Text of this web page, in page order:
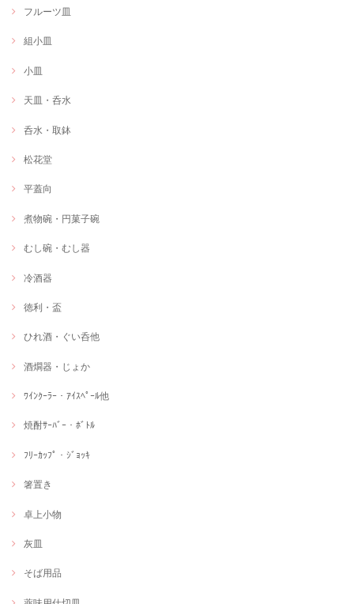
フルーツ皿
組小皿
小皿
天皿・呑水
呑水・取鉢
松花堂
平蓋向
煮物碗・円菓子碗
むし碗・むし器
冷酒器
徳利・盃
ひれ酒・ぐい呑他
酒燗器・じょか
ﾜｲﾝｸｰﾗｰ・ｱｲｽﾍﾟｰﾙ他
焼酎ｻｰﾊﾞｰ・ﾎﾞﾄﾙ
ﾌﾘｰｶｯﾌﾟ・ｼﾞｮｯｷ
箸置き
卓上小物
灰皿
そば用品